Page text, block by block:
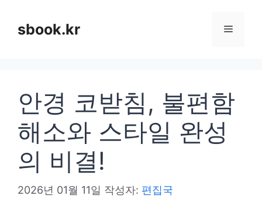
sbook.kr 메
안경 코받침, 불편함
해소와 스타일 완성
의 비결!
2026년 01월 11일 작성자: 편집국